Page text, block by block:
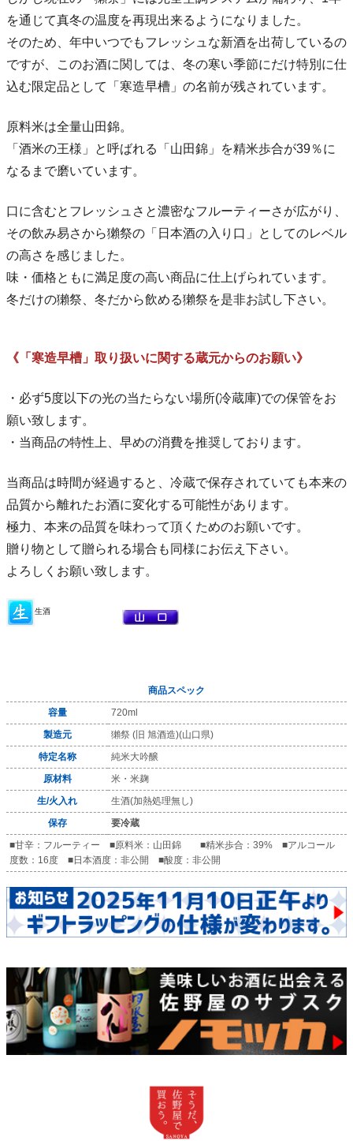
を通じて真冬の温度を再現出来るようになりました。
そのため、年中いつでもフレッシュな新酒を出荷しているの
ですが、このお酒に関しては、冬の寒い季節にだけ特別に仕
込む限定品として「寒造早槽」の名前が残されています。
原料米は全量山田錦。
「酒米の王様」と呼ばれる「山田錦」を精米歩合が39％に
なるまで磨いています。
口に含むとフレッシュさと濃密なフルーティーさが広がり、
その飲み易さから獺祭の「日本酒の入り口」としてのレベル
の高さを感じました。
味・価格ともに満足度の高い商品に仕上げられています。
冬だけの獺祭、冬だから飲める獺祭を是非お試し下さい。
《「寒造早槽」取り扱いに関する蔵元からのお願い》
・必ず5度以下の光の当たらない場所(冷蔵庫)での保管をお
願い致します。
・当商品の特性上、早めの消費を推奨しております。
当商品は時間が経過すると、冷蔵で保存されていても本来の
品質から離れたお酒に変化する可能性があります。
極力、本来の品質を味わって頂くためのお願いです。
贈り物として贈られる場合も同様にお伝え下さい。
よろしくお願い致します。
生酒
商品スペック
容量
720ml
製造元
獺祭 (旧 旭酒造)(山口県)
特定名称
純米大吟醸
原材料
米・米麹
生/火入れ
生酒(加熱処理無し)
保存
要冷蔵
■甘辛：フルーティー ■原料米：山田錦 ■精米歩合：39% ■アルコール
度数：16度 ■日本酒度：非公開 ■酸度：非公開